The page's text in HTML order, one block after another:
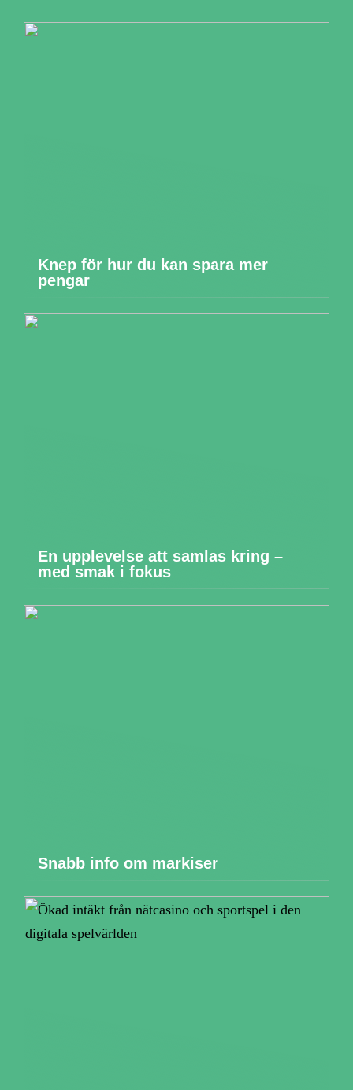
Knep för hur du kan spara mer
pengar
En upplevelse att samlas kring –
med smak i fokus
Snabb info om markiser